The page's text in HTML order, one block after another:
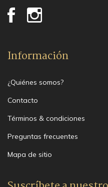
Información
¿Quiénes somos?
Contacto
Términos & condiciones
Preguntas frecuentes
Mapa de sitio